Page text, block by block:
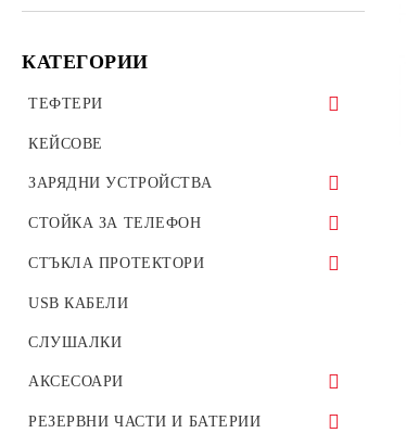
КАТЕГОРИИ
ТЕФТЕРИ
ТЕФТЕРИ ЗА ТАБЛЕТИ
УНИВЕРСАЛНИ КАЛЪФИ
КЕЙСОВЕ
ЗАРЯДНИ УСТРОЙСТВА
ЗАРЯДНИ ЗА ТЕЛЕФОН
АВТО ЗАРЯДНИ УСТРОЙСТВА
ОРИГИНАЛНИ ЗАРЯДНИ
СТОЙКА ЗА ТЕЛЕФОН
Стойки за велосипед мотоциклет
Стойки за гледане на филми телефон
СТЪКЛА ПРОТЕКТОРИ
СТЪКЛЕН ПРОТЕКТОР ЗА
ЧАСОВНИЦИ
USB КАБЕЛИ
СЛУШАЛКИ
АКСЕСОАРИ
ПРЕХОДНИЦИ
РЕЗЕРВНИ ЧАСТИ И БАТЕРИИ